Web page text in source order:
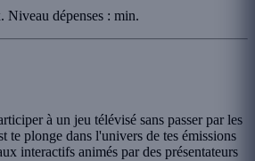
Niveau dépenses : min.
à un jeu télévisé sans passer par les
te plonge dans l'univers de tes émissions
interactifs animés par des présentateurs